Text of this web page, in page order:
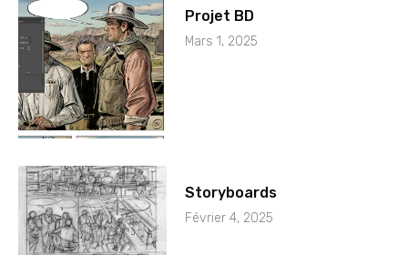
Projet BD
Mars 1, 2025
Storyboards
Février 4, 2025